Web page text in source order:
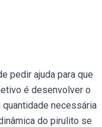
pedir ajuda para que
é desenvolver o
necessária
do pirulito se